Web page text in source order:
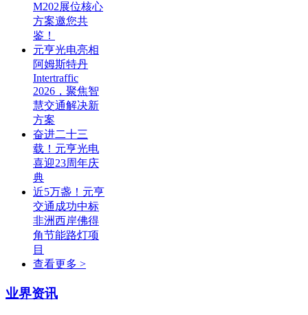
M202展位核心
方案邀您共
鉴！
元亨光电亮相
阿姆斯特丹
Intertraffic
2026，聚焦智
慧交通解决新
方案
奋进二十三
载！元亨光电
喜迎23周年庆
典
近5万盏！元亨
交通成功中标
非洲西岸佛得
角节能路灯项
目
查看更多 >
业界资讯